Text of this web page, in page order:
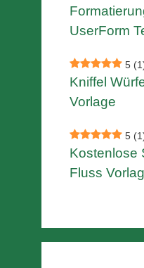
UserForm
5
Kniffel
Vorlage
5
Kostenlose
Fluss